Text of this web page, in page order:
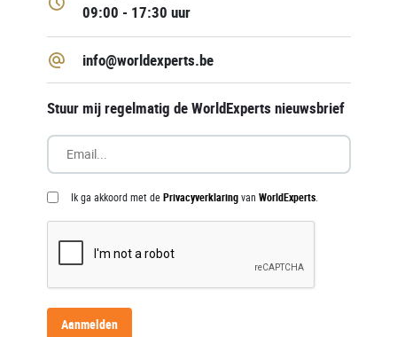
09:00 - 17:30 uur
info@worldexperts.be
Stuur mij regelmatig de WorldExperts nieuwsbrief
Ik ga akkoord met dePrivacyverklaringvan WorldExperts.
Aanmelden